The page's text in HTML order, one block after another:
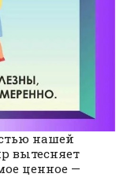
нашей
вытесняет
ценное —